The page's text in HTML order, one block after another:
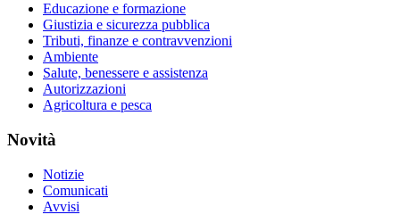
Educazione e formazione
Giustizia e sicurezza pubblica
Tributi, finanze e contravvenzioni
Ambiente
Salute, benessere e assistenza
Autorizzazioni
Agricoltura e pesca
Novità
Notizie
Comunicati
Avvisi